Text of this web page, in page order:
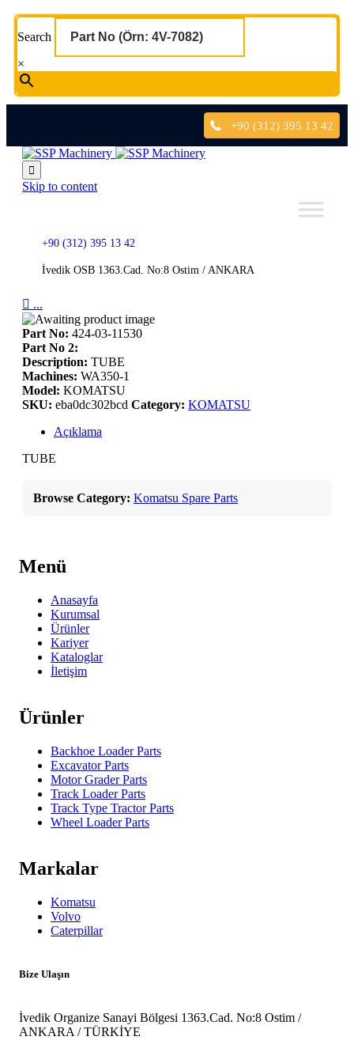
Search
×
+90 (312) 395 13 42

Skip to content
+90 (312) 395 13 42
İvedik OSB 1363.Cad. No:8 Ostim / ANKARA
 ...
Part No: 424-03-11530
Part No 2:
Description: TUBE
Machines: WA350-1
Model: KOMATSU
SKU: eba0dc302bcd Category: KOMATSU
Açıklama
TUBE
Browse Category: Komatsu Spare Parts
Menü
Anasayfa
Kurumsal
Ürünler
Kariyer
Kataloglar
İletişim
Ürünler
Backhoe Loader Parts
Excavator Parts
Motor Grader Parts
Track Loader Parts
Track Type Tractor Parts
Wheel Loader Parts
Markalar
Komatsu
Volvo
Caterpillar
Bize Ulaşın
İvedik Organize Sanayi Bölgesi 1363.Cad. No:8 Ostim /
ANKARA / TÜRKİYE